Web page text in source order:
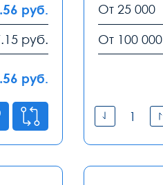
руб.
руб.
руб.
От 25 000
От 100 000